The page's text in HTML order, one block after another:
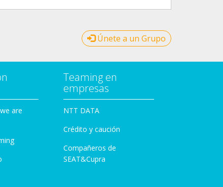
Únete a un Grupo
are
Teaming en
empresas
NTT DATA
Crédito y caución
Compañeros de
SEAT&Cupra